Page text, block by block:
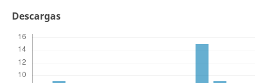
Descargas